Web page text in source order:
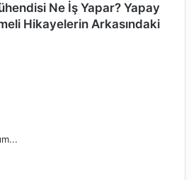
Ne İş Yapar? Yapay
Hikayelerin Arkasındaki